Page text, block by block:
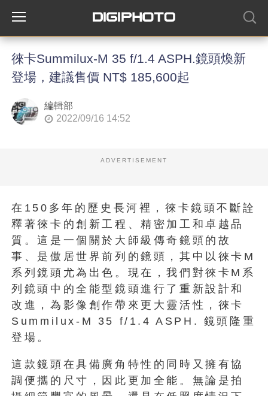
徠卡Summilux-M 35 f/1.4 ASPH.鏡頭煥新
登場，建議售價 NT$ 185,600起
編輯部
2022/09/16 14:52
ADVERTISEMENT
在150多年的歷史長河裡，徠卡鏡頭不斷詮
釋著徠卡的創新工程、精密加工和卓越品
質。這是一個關於大師級傳奇鏡頭的故
事、是傲居世界前列的鏡頭，其中以徠卡M
系列鏡頭尤為出色。現在，我們對徠卡M系
列鏡頭中的全能型鏡頭進行了重新設計和
改進，為影像創作帶來更大靈活性，徠卡
Summilux-M 35 f/1.4 ASPH. 鏡頭隆重
登場。
這款鏡頭在具備廣角特性的同時又擁有協
調便攜的尺寸，因此更加全能。無論是拍